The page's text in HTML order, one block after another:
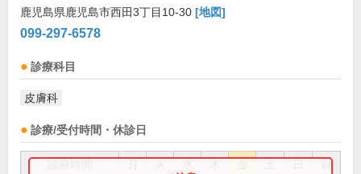
鹿児島県鹿児島市西田3丁目10-30 [地図]
099-297-6578
診療科目
皮膚科
診療/受付時間・休診日
祝